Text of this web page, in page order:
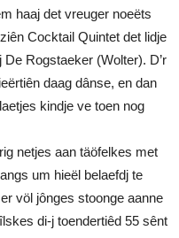
haaj det vreuger noeëts
Cocktail Quintet det lidje
Rogstaeker (Wolter). D’r
daag dânse, en dan
kindje ve toen nog
netjes aan täöfelkes met
um hieël belaefdj te
völ jônges stoonge aanne
di-j toendertiêd 55 sênt